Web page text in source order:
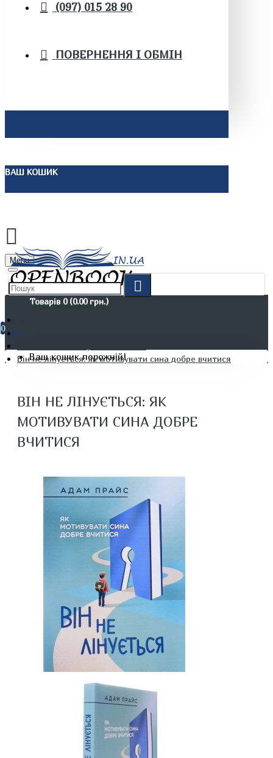
(097) 015 28 90
ПОВЕРНЕННЯ І ОБМІН
ВАШ КОШИК
Menu
Товарів 0 (0.00 грн.)
0
Ваш кошик порожній!
Не художня література
Він не лінується: як мотивувати сина добре вчитися
ВІН НЕ ЛІНУЄТЬСЯ: ЯК
МОТИВУВАТИ СИНА ДОБРЕ
ВЧИТИСЯ